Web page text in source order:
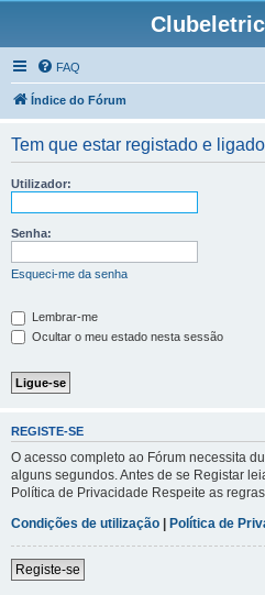
FAQ
Índice do Fórum
Tem que estar registado e
Utilizador:
Senha:
Esqueci-me da senha
Lembrar-me
Ocultar o meu estado nesta sessão
REGISTE-SE
O acesso completo ao Fórum necessita
alguns segundos. Antes de se Registar
Política de Privacidade Respeite as regras
Condições de utilização | Política de
Registe-se